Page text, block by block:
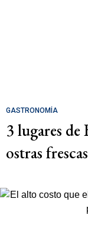
GASTRONOMÍA
3 lugares de
ostras